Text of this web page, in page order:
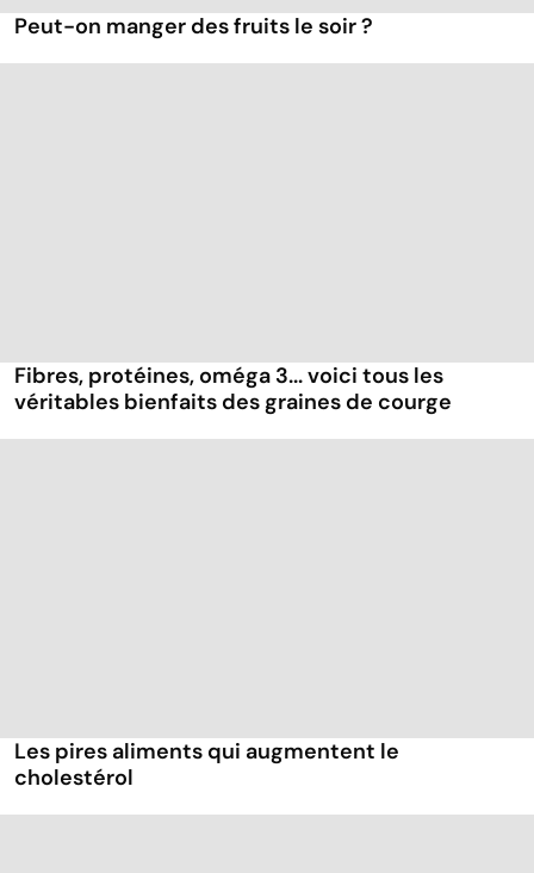
Peut-on manger des fruits le soir ?
Fibres, protéines, oméga 3... voici tous les
véritables bienfaits des graines de courge
Les pires aliments qui augmentent le
cholestérol